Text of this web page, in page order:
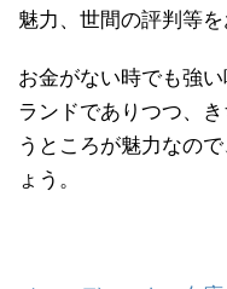
魅力、世間の評判等
お金がない時でも強
ランドでありつつ、
うところが魅力なの
ょう。